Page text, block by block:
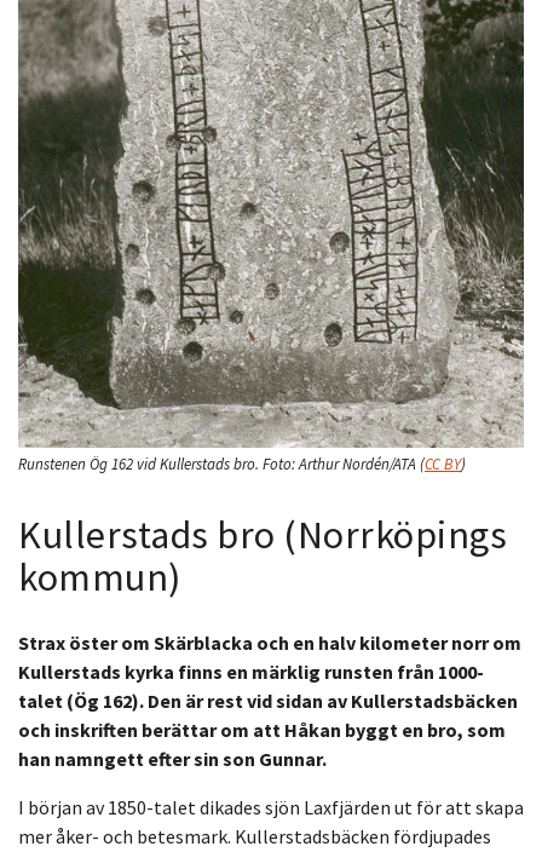
Runstenen Ög 162 vid Kullerstads bro. Foto:Arthur Nordén/ATA (CC BY)
Kullerstads bro (Norrköpings
kommun)
Strax öster om Skärblacka och en halv kilometer norr om
Kullerstads kyrka finns en märklig runsten från 1000-
talet (Ög 162). Den är rest vid sidan av Kullerstadsbäcken
och inskriften berättar om att Håkan byggt en bro, som
han namngett efter sin son Gunnar.
I början av 1850-talet dikades sjön Laxfjärden ut för att skapa
mer åker- och betesmark. Kullerstadsbäcken fördjupades